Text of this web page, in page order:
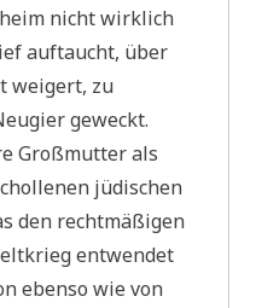
nicht wirklich
auftaucht, über
weigert, zu
geweckt.
Großmutter als
jüdischen
den rechtmäßigen
entwendet
ebenso wie von